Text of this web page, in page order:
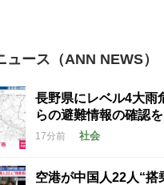
ュース（ANN NEWS）
長野県にレベル4大
らの避難情報の確認を
17分前 社会
空港が中国人22人“搭